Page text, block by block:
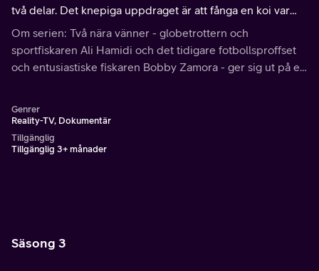
två delar. Det knepiga uppdraget är att fånga en koi var
och en karp på minst 23 kg.
Om serien: Två nära vänner - globetrottern och
sportfiskaren Ali Hamidi och det tidigare fotbollsproffset
och entusiastiske fiskaren Bobby Zamora - ger sig ut på en
Genrer
Reality-TV, Dokumentär
Tillgänglig
Tillgänglig 3+ månader
Säsong 3